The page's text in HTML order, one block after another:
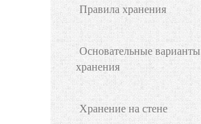
Правила хранения
Основательные варианты
хранения
Хранение на стене